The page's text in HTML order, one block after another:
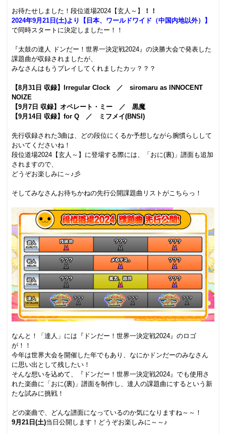
お待たせしました！段位道場2024【玄人～】
！！
2024年9月21日(土)より【日本、ワールドワイド（中国内地以外）】
で同時スタートに決定しましたー！！
『太鼓の達人 ドンだー！世界一決定戦2024』の決勝大会で発表した
課題曲が収録されましたが、
みなさんはもうプレイしてくれましたカッ？？？
【8月31日 収録】Irregular Clock ／ siromaru as INNOCENT
NOIZE
【9月7日 収録】オペレート・ミー ／ 黒魔
【9月14日 収録】for Q ／ ミフメイ(BNSI)
先行収録された3曲は、どの段位にくるか予想しながら腕慣らしして
おいてくださいね！
段位道場2024【玄人～】に登場する際には、「おに(裏)」譜面も追加
されますので、
どうぞお楽しみに～♪彡
そしてみなさんお待ちかねの先行公開課題曲リストがこちらっ！
なんと！「達人」には『ドンだー！世界一決定戦2024』のロゴ
が！！
今年は世界大会を開催した年でもあり、なにかドンだーのみなさん
に思い出として残したい！
そんな想いを込めて、『ドンだー！世界一決定戦2024』でも使用さ
れた楽曲に「おに(裏)」譜面を制作し、達人の課題曲にするという新
たな試みに挑戦！
どの楽曲で、どんな譜面になっているのか気になりますね～～！
9月21日(土)当日公開します！どうぞお楽しみに～～♪